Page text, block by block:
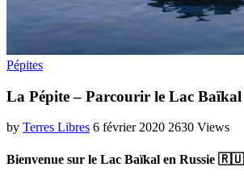
Pépites
La Pépite – Parcourir le Lac Baïkal
by Terres Libres 6 février 2020 2630 Views
Bienvenue sur le Lac Baïkal en Russie 🇷🇺